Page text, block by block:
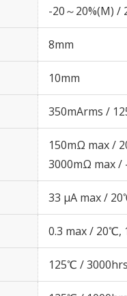
-20～20%(M) /
8mm
10mm
350mArms /
150mΩ max /
3000mΩ max /
33 μA max /
0.3 max / 20℃,
125℃ /